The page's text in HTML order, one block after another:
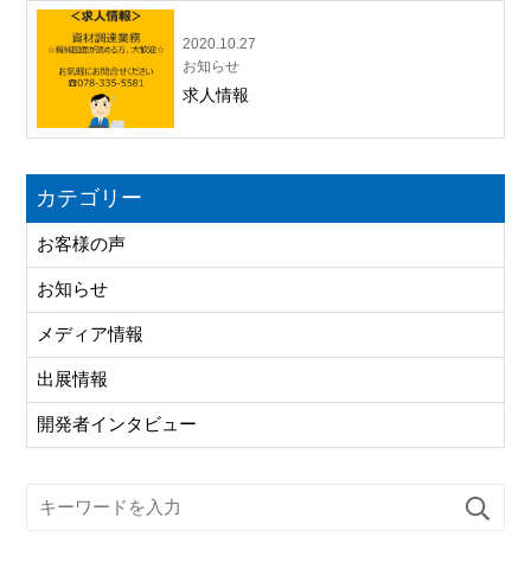
2020.10.27
お知らせ
求人情報
カテゴリー
お客様の声
お知らせ
メディア情報
出展情報
開発者インタビュー